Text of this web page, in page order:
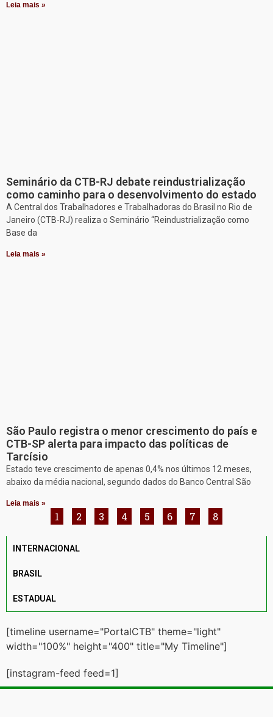
Leia mais »
Seminário da CTB-RJ debate reindustrialização
como caminho para o desenvolvimento do estado
A Central dos Trabalhadores e Trabalhadoras do Brasil no Rio de
Janeiro (CTB-RJ) realiza o Seminário “Reindustrialização como
Base da
Leia mais »
São Paulo registra o menor crescimento do país e
CTB-SP alerta para impacto das políticas de
Tarcísio
Estado teve crescimento de apenas 0,4% nos últimos 12 meses,
abaixo da média nacional, segundo dados do Banco Central São
Leia mais »
1 2 3 4 5 6 7 8
INTERNACIONAL
BRASIL
ESTADUAL
[timeline username="PortalCTB" theme="light"
width="100%" height="400" title="My Timeline"]
[instagram-feed feed=1]